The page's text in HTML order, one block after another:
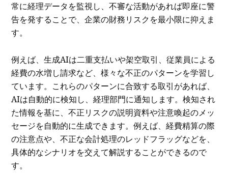
常に経理データを監視し、不審な活動があれば即座に警
告を発することで、企業の財務リスクを最小限に抑えま
す。
例えば、生成AIは二重支払いや架空取引、従業員による
経費の水増し請求など、様々な不正のパターンを学習し
ています。これらのパターンに合致する取引があれば、
AIは自動的に検知し、経理部門に通知します。検知され
た情報を基に、不正リスクの説明資料や注意喚起のメッ
セージを自動的に生成できます。例えば、経費精算の際
の注意点や、不正な会計処理のレッドフラッグなどを、
具体的なシナリオを交えて解説することができるので
す。